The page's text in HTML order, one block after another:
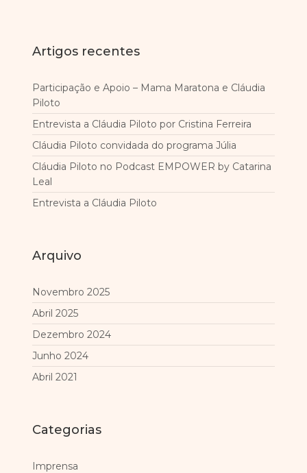
Artigos recentes
Participação e Apoio – Mama Maratona e Cláudia
Piloto
Entrevista a Cláudia Piloto por Cristina Ferreira
Cláudia Piloto convidada do programa Júlia
Cláudia Piloto no Podcast EMPOWER by Catarina
Leal
Entrevista a Cláudia Piloto
Arquivo
Novembro 2025
Abril 2025
Dezembro 2024
Junho 2024
Abril 2021
Categorias
Imprensa